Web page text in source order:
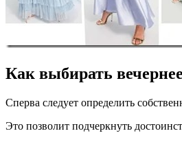
Как выбирать
Сперва следует определить
Это позволит подчеркнуть